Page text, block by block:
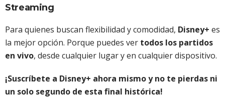
Streaming
Para quienes buscan flexibilidad y comodidad, Disney+ es
la mejor opción. Porque puedes ver todos los partidos
en vivo, desde cualquier lugar y en cualquier dispositivo.
¡Suscríbete a Disney+ ahora mismo y no te pierdas ni
un solo segundo de esta final histórica!